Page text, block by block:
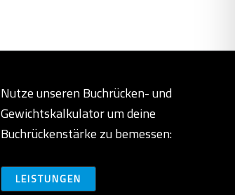
Nutze unseren Buchrücken- und
Gewichtskalkulator um deine
Buchrückenstärke zu bemessen:
LEISTUNGEN